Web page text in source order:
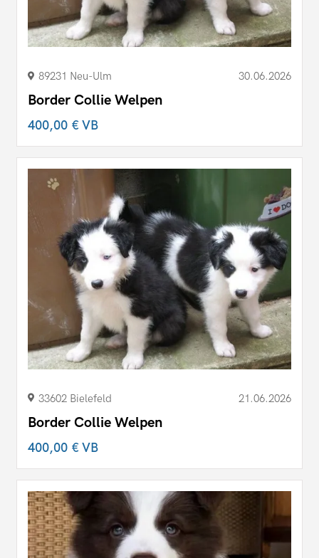
89231 Neu-Ulm 30.06.2026
Border Collie Welpen
400,00 €VB
33602 Bielefeld 21.06.2026
Border Collie Welpen
400,00 €VB